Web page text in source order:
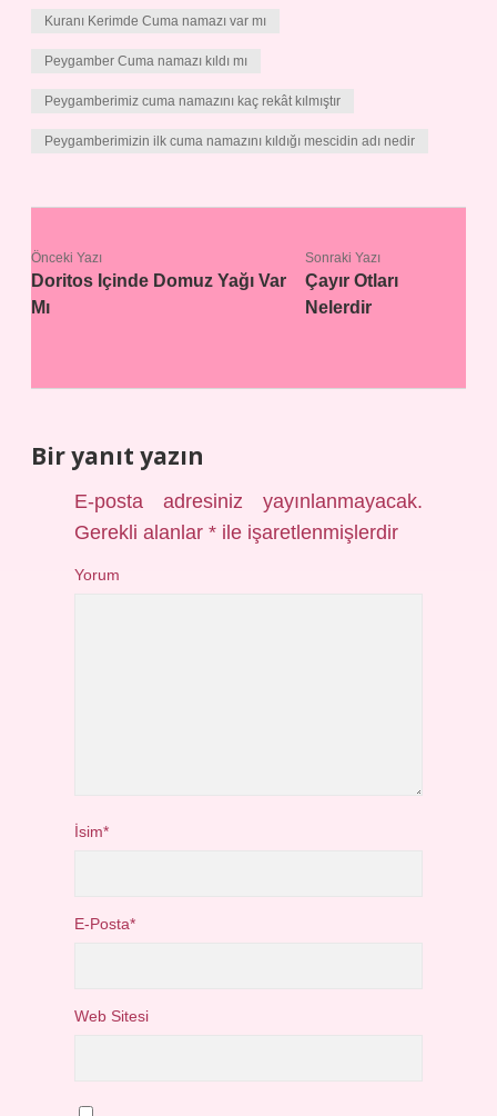
Kuranı Kerimde Cuma namazı var mı
Peygamber Cuma namazı kıldı mı
Peygamberimiz cuma namazını kaç rekât kılmıştır
Peygamberimizin ilk cuma namazını kıldığı mescidin adı nedir
Önceki Yazı
Doritos Içinde Domuz Yağı Var
Mı
Sonraki Yazı
Çayır Otları
Nelerdir
Bir yanıt yazın
E-posta adresiniz yayınlanmayacak.
Gerekli alanlar* ile işaretlenmişlerdir
Yorum
İsim*
E-Posta*
Web Sitesi